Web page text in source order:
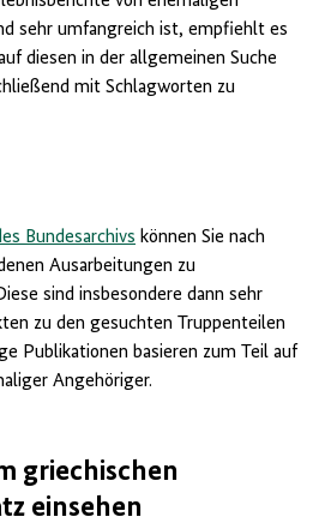
sehr umfangreich ist, empfiehlt es
diesen in der allgemeinen Suche
mit Schlagworten zu
Bundesarchivs können Sie nach
Ausarbeitungen zu
sind insbesondere dann sehr
zu den gesuchten Truppenteilen
Publikationen basieren zum Teil auf
Angehöriger.
griechischen
einsehen